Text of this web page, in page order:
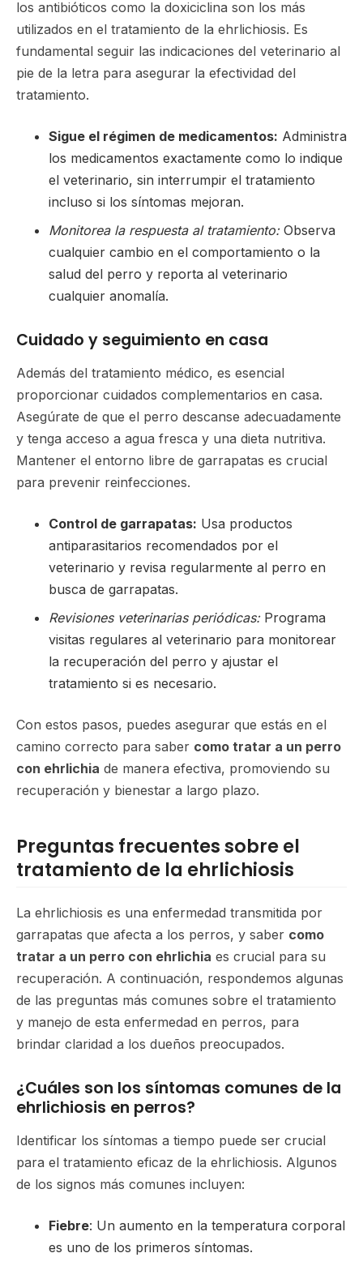
los antibióticos como la doxiciclina son los más
utilizados en el tratamiento de la ehrlichiosis. Es
fundamental seguir las indicaciones del veterinario al
pie de la letra para asegurar la efectividad del
tratamiento.
Sigue el régimen de medicamentos: Administra
los medicamentos exactamente como lo indique
el veterinario, sin interrumpir el tratamiento
incluso si los síntomas mejoran.
Monitorea la respuesta al tratamiento:Observa
cualquier cambio en el comportamiento o la
salud del perro y reporta al veterinario
cualquier anomalía.
Cuidado y seguimiento en casa
Además del tratamiento médico, es esencial
proporcionar cuidados complementarios en casa.
Asegúrate de que el perro descanse adecuadamente
y tenga acceso a agua fresca y una dieta nutritiva.
Mantener el entorno libre de garrapatas es crucial
para prevenir reinfecciones.
Control de garrapatas: Usa productos
antiparasitarios recomendados por el
veterinario y revisa regularmente al perro en
busca de garrapatas.
Revisiones veterinarias periódicas:Programa
visitas regulares al veterinario para monitorear
la recuperación del perro y ajustar el
tratamiento si es necesario.
Con estos pasos, puedes asegurar que estás en el
camino correcto para saber como tratar a un perro
con ehrlichia de manera efectiva, promoviendo su
recuperación y bienestar a largo plazo.
Preguntas frecuentes sobre el
tratamiento de la ehrlichiosis
La ehrlichiosis es una enfermedad transmitida por
garrapatas que afecta a los perros, y saber como
tratar a un perro con ehrlichia es crucial para su
recuperación. A continuación, respondemos algunas
de las preguntas más comunes sobre el tratamiento
y manejo de esta enfermedad en perros, para
brindar claridad a los dueños preocupados.
¿Cuáles son los síntomas comunes de la
ehrlichiosis en perros?
Identificar los síntomas a tiempo puede ser crucial
para el tratamiento eficaz de la ehrlichiosis. Algunos
de los signos más comunes incluyen:
Fiebre: Un aumento en la temperatura corporal
es uno de los primeros síntomas.